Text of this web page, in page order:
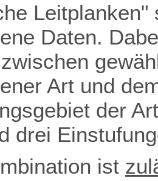
Daten.
Art und
der
drei
ist